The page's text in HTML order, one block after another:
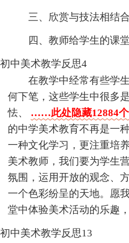
三、欣赏与技法相结合
四、教师给学生的课
初中美术教学反思4
在教学中经常有些学
何下笔，这些学生中很多
怯、 ……此处隐藏12884
的中学美术教育不再是一
一种文化学习，更注重培
美术教师，我们要为学生
氛围，运用开放的观念、
一个色彩纷呈的天地。愿
堂中体验美术活动的乐趣
初中美术教学反思13